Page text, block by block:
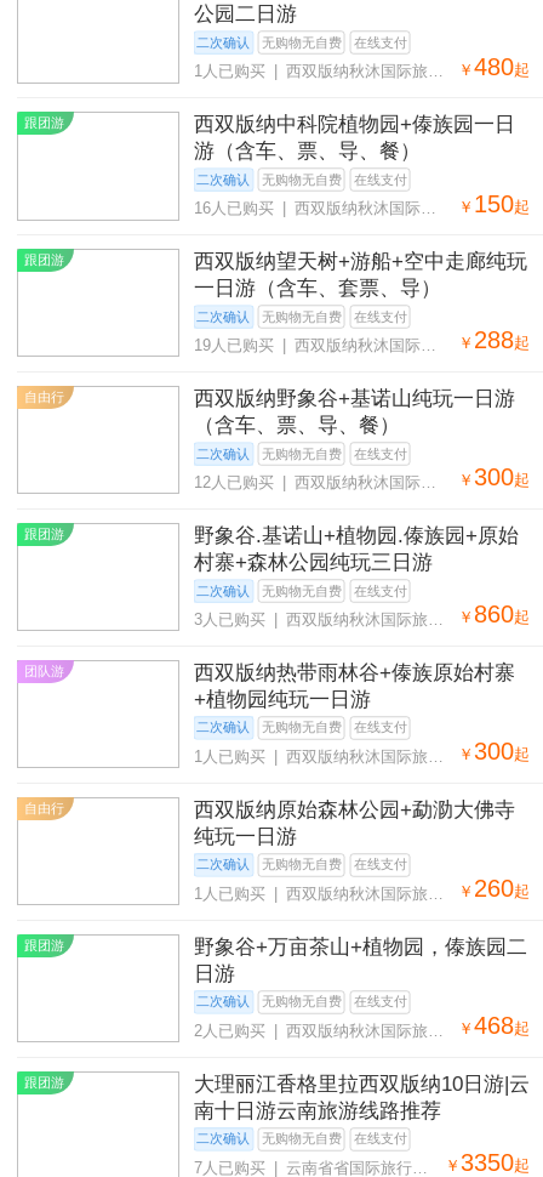
公园二日游
二次确认 无购物无自费 在线支付
￥ 480起
1人已购买 | 西双版纳秋沐国际旅行
跟团游
西双版纳中科院植物园+傣族园一日
游（含车、票、导、餐）
二次确认 无购物无自费 在线支付
￥ 150起
16人已购买 | 西双版纳秋沐国际旅
跟团游
西双版纳望天树+游船+空中走廊纯玩
一日游（含车、套票、导）
二次确认 无购物无自费 在线支付
￥ 288起
19人已购买 | 西双版纳秋沐国际旅
自由行
西双版纳野象谷+基诺山纯玩一日游
（含车、票、导、餐）
二次确认 无购物无自费 在线支付
￥ 300起
12人已购买 | 西双版纳秋沐国际旅
跟团游
野象谷.基诺山+植物园.傣族园+原始
村寨+森林公园纯玩三日游
二次确认 无购物无自费 在线支付
￥ 860起
3人已购买 | 西双版纳秋沐国际旅行
团队游
西双版纳热带雨林谷+傣族原始村寨
+植物园纯玩一日游
二次确认 无购物无自费 在线支付
￥ 300起
1人已购买 | 西双版纳秋沐国际旅行
自由行
西双版纳原始森林公园+勐泐大佛寺
纯玩一日游
二次确认 无购物无自费 在线支付
￥ 260起
1人已购买 | 西双版纳秋沐国际旅行
跟团游
野象谷+万亩茶山+植物园，傣族园二
日游
二次确认 无购物无自费 在线支付
￥ 468起
2人已购买 | 西双版纳秋沐国际旅行
跟团游
大理丽江香格里拉西双版纳10日游|云
南十日游云南旅游线路推荐
二次确认 无购物无自费 在线支付
￥ 3350起
7人已购买 | 云南省省国际旅行社